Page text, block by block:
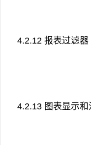
4.2.12 报表过滤器
4.2.13 图表显示和